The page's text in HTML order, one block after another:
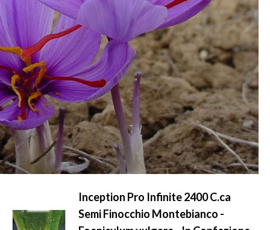
Inception Pro Infinite 2400 C.ca
Semi Finocchio Montebianco -